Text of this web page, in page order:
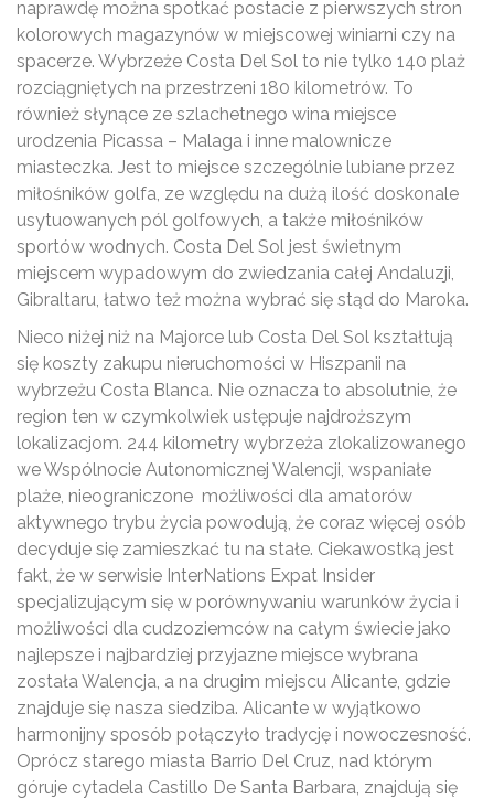
naprawdę można spotkać postacie z pierwszych stron
kolorowych magazynów w miejscowej winiarni czy na
spacerze. Wybrzeże Costa Del Sol to nie tylko 140 plaż
rozciągniętych na przestrzeni 180 kilometrów. To
również słynące ze szlachetnego wina miejsce
urodzenia Picassa – Malaga i inne malownicze
miasteczka. Jest to miejsce szczególnie lubiane przez
miłośników golfa, ze względu na dużą ilość doskonale
usytuowanych pól golfowych, a także miłośników
sportów wodnych. Costa Del Sol jest świetnym
miejscem wypadowym do zwiedzania całej Andaluzji,
Gibraltaru, łatwo też można wybrać się stąd do Maroka.
Nieco niżej niż na Majorce lub Costa Del Sol kształtują
się koszty zakupu nieruchomości w Hiszpanii na
wybrzeżu Costa Blanca. Nie oznacza to absolutnie, że
region ten w czymkolwiek ustępuje najdroższym
lokalizacjom. 244 kilometry wybrzeża zlokalizowanego
we Wspólnocie Autonomicznej Walencji, wspaniałe
plaże, nieograniczone możliwości dla amatorów
aktywnego trybu życia powodują, że coraz więcej osób
decyduje się zamieszkać tu na stałe. Ciekawostką jest
fakt, że w serwisie InterNations Expat Insider
specjalizującym się w porównywaniu warunków życia i
możliwości dla cudzoziemców na całym świecie jako
najlepsze i najbardziej przyjazne miejsce wybrana
została Walencja, a na drugim miejscu Alicante, gdzie
znajduje się nasza siedziba. Alicante w wyjątkowo
harmonijny sposób połączyło tradycję i nowoczesność.
Oprócz starego miasta Barrio Del Cruz, nad którym
góruje cytadela Castillo De Santa Barbara, znajdują się